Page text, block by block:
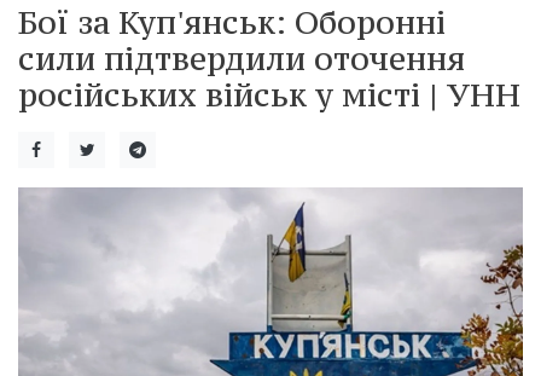
Бої за Куп'янськ: Оборонні
сили підтвердили оточення
російських військ у місті | УНН